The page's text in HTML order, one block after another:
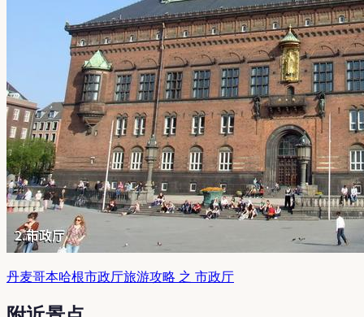
丹麦哥本哈根市政厅旅游攻略 之 市政厅